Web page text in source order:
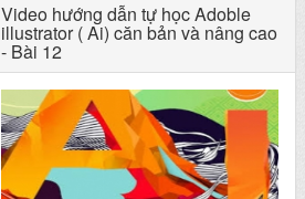
Video hướng dẫn tự học Adoble
illustrator ( Ai) căn bản và nâng cao
- Bài 12